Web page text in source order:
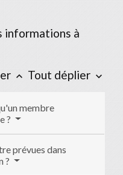
informations à
keyboard_arrow_up Tout déplier keyboard_arrow_down
membre
?
prévues dans
?